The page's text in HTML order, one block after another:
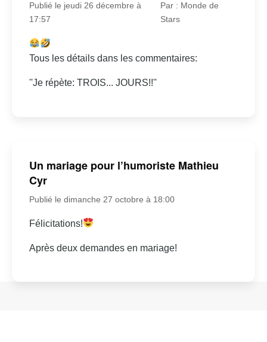
Publié le jeudi 26 décembre à
17:57
Par : Monde de
Stars
Tous les détails dans les commentaires:
''Je répète: TROIS... JOURS!!''
Un mariage pour l’humoriste Mathieu
Cyr
Publié le dimanche 27 octobre à 18:00
Félicitations!
Après deux demandes en mariage!